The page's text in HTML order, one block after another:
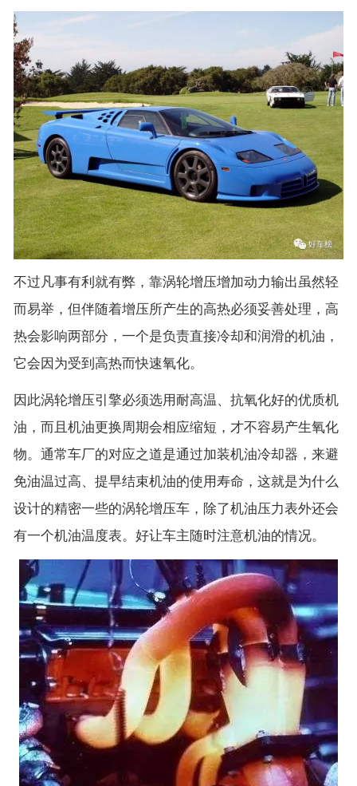
不过凡事有利就有弊，靠涡轮增压增加动力输出虽然轻
而易举，但伴随着增压所产生的高热必须妥善处理，高
热会影响两部分，一个是负责直接冷却和润滑的机油，
它会因为受到高热而快速氧化。
因此涡轮增压引擎必须选用耐高温、抗氧化好的优质机
油，而且机油更换周期会相应缩短，才不容易产生氧化
物。通常车厂的对应之道是通过加装机油冷却器，来避
免油温过高、提早结束机油的使用寿命，这就是为什么
设计的精密一些的涡轮增压车，除了机油压力表外还会
有一个机油温度表。好让车主随时注意机油的情况。